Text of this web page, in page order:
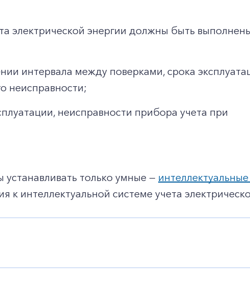
звонок
электрической энергии должны быть
интервала между поверками, срока
неисправности;
неисправности прибора учета при
только умные —
интеллектуальной системе учета